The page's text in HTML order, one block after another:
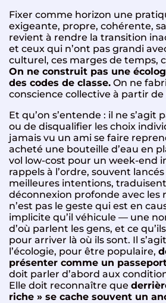
Fixer comme horizon une
exigeante, propre, cohérente,
revient à rendre la transition
et ceux qui n’ont pas grandi
culturel, ces marges de temps,
On ne construit pas une
des codes de classe. On ne
conscience collective à partir
Et qu’on s’entende : il ne s’agit
ou de disqualifier les choix
jamais vu un ami se faire
acheté une bouteille d’eau en
vol low-cost pour un week-end
rappels à l’ordre, souvent
meilleures intentions,
déconnexion profonde avec les
n’est pas le geste qui est en
implicite qu’il véhicule — une
d’où parlent les gens, et ce
pour arriver là où ils sont. Il
l’écologie, pour être populaire,
présenter comme un
doit parler d’abord aux
Elle doit reconnaître que
riche » se cache souvent un